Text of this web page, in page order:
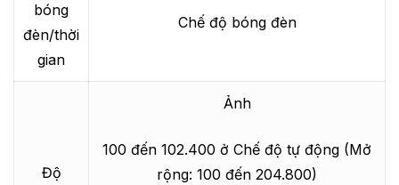
bóng
đèn/thời
gian
Chế độ bóng đèn
Độ
Ảnh
100 đến 102.400 ở Chế độ tự động (Mở
rộng: 100 đến 204.800)